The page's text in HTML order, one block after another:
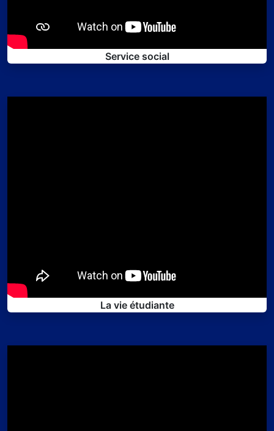
Service social
La vie étudiante